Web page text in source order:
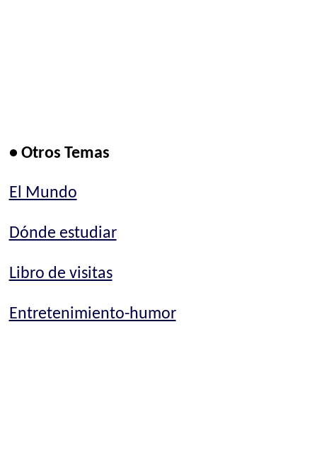
• Otros Temas
El Mundo
Dónde estudiar
Libro de visitas
Entretenimiento-humor